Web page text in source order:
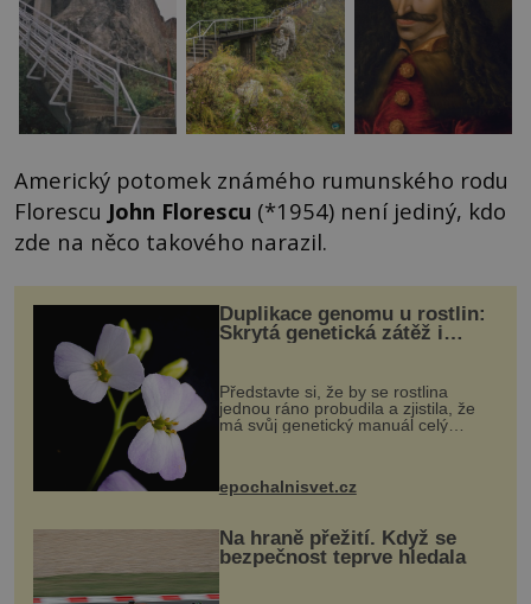
Americký potomek známého rumunského rodu
Florescu John Florescu (*1954) není jediný, kdo
zde na něco takového narazil.
Duplikace genomu u rostlin:
Skrytá genetická zátěž i
Představte si, že by se rostlina
jednou ráno probudila a zjistila, že
má svůj genetický manuál celý
vstupenka...
epochalnisvet.cz
Na hraně přežití. Když se
bezpečnost teprve hledala